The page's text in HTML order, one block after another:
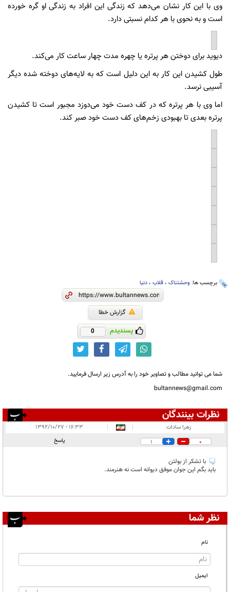
وی با این کار نشان می‌دهد که زندگی این افراد به زندگی او گره خورده
است و به نحوی با هر کدام نسبتی دارد.
دیوید برای دوختن هر پرتره یا چهره مدت چهار ساعت کار می‌کند.
طول کشیدن این کار به این دلیل است که به لایه‌های دوخته شده دیگر
آسیبی نرسد.
اما وی با هر پرتره که در کف دست خود می‌دوزد مجبور است تا کشیدن
پرتره بعدی تا بهبودی زخم‌های کف دست خود صبر کند.
برچسب ها: وحشتناک ، قلاب ، دنیا
گزارش خطا
پسندیدم 0
شما می توانید مطالب و تصاویر خود را به آدرس زیر ارسال فرمایید.
bultannews@gmail.com
نظرات بینندگان
در انتظار بررسی:۱
زهرا سادات |
|
۱۶:۳۳ - ۱۳۹۲/۱۰/۲۷
0
1 پاسخ
با تشکر از بولتن
باید بگم این جوان موفق دیوانه است نه هنرمند.
نظر شما
نام
ایمیل